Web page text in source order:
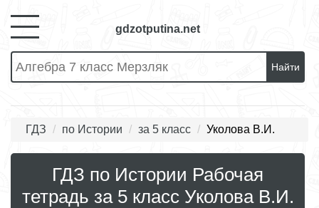
gdzotputina.net
Найти
ГДЗ по Истории за 5 класс Уколова В.И.
ГДЗ по Истории Рабочая
тетрадь за 5 класс Уколова В.И.